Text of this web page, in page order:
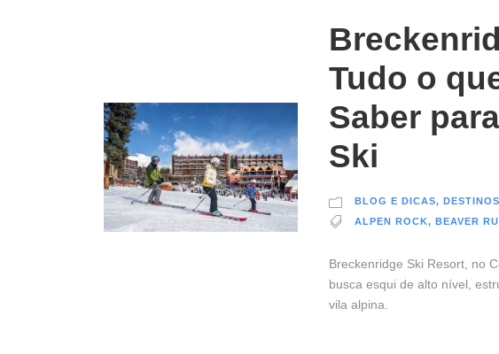
Tudo o
Saber
Ski
BLOG E DICAS, DESTINOS
ALPEN ROCK, BEAVER
Breckenridge Ski Resort, no
busca esqui de alto nível,
vila alpina.